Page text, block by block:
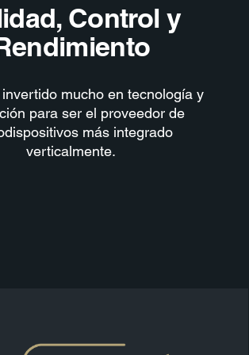
Control y
mucho en tecnología y
para ser el proveedor de
más integrado
verticalmente.